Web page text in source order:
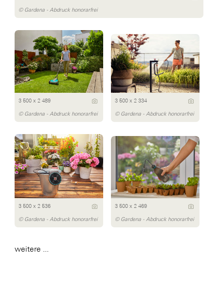
© Gardena - Abdruck honorarfrei
3 500 x 2 489
© Gardena - Abdruck honorarfrei
3 500 x 2 334
© Gardena - Abdruck honorarfrei
3 500 x 2 536
© Gardena - Abdruck honorarfrei
3 500 x 2 469
© Gardena - Abdruck honorarfrei
weitere ...